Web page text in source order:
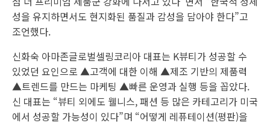
성을 유지하면서도 현지화된 품질과 감성을 담아야 한다”고
조언했다.
신화숙 아마존글로벌셀링코리아 대표는 K뷰티가 성공할 수
있었던 요인으로 ▲고객에 대한 이해 ▲제조 기반의 제품력
▲트렌드를 만드는 마케팅 ▲빠른 운영과 실행 등을 꼽았다.
신 대표는 “뷰티 외에도 웰니스, 패션 등 많은 카테고리가 미국
에서 성공할 가능성이 있다”며 “어떻게 레퓨테이션(평판)을